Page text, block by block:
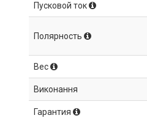
Пусковой ток
Полярность
Вес
Виконання
Гарантия